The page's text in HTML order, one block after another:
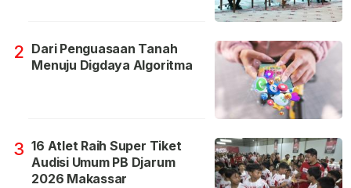
2 Dari Penguasaan Tanah
Menuju Digdaya Algoritma
3 16 Atlet Raih Super Tiket
Audisi Umum PB Djarum
2026 Makassar